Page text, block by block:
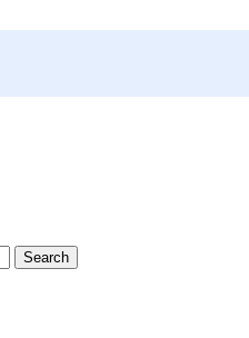
Search